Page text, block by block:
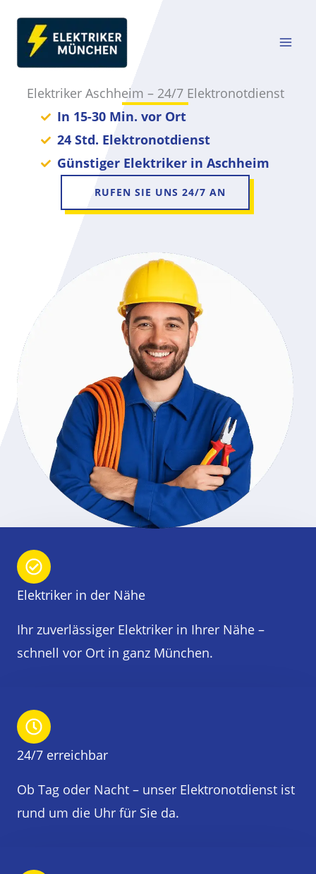
Inhalt
springen
Elektriker Aschheim – 24/7 Elektronotdienst
In 15-30 Min. vor Ort
24 Std. Elektronotdienst
Günstiger Elektriker in Aschheim
RUFEN SIE UNS 24/7 AN
Elektriker in der Nähe
Ihr zuverlässiger Elektriker in Ihrer Nähe –
schnell vor Ort in ganz München.
24/7 erreichbar
Ob Tag oder Nacht – unser Elektronotdienst ist
rund um die Uhr für Sie da.